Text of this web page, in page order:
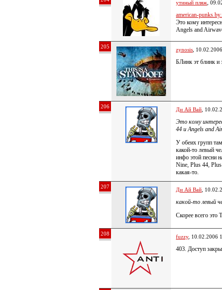
утиный пляж ,
american-
Это кому
Angels and
205 zynosis ,
БЛинк эт блинк и
206 Ди Ай Вай ,
Это кому
44 и Angels and
У обеих групп
какой-то левый
инфо этой песни
Nine, Plus 44,
какая-то.
207 Ди Ай Вай ,
какой-то левый
Скорее всего это
208 fuzzy, 10.02.2006
403. Доступ